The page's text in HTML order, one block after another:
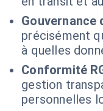
Gouvernance
précisément
à quelles
Conformité
gestion
personnelles